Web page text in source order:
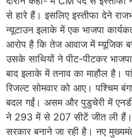
से हारे हैं। इसलिए इस्तीफा देने
न्यूटाउन इलाके में एक भाजपा
आरोप है कि तेज आवाज में म्यूजिक
उसके साथियों ने पीट-पीटकर
बाद इलाके में तनाव का माहौल है।
रिजल्ट सोमवार को आए। पश्चिम
बदल गईं। असम और पुडुचेरी में
ने 293 में से 207 सीटें जीत ली हैं।
सरकार बनाने जा रही है। नए